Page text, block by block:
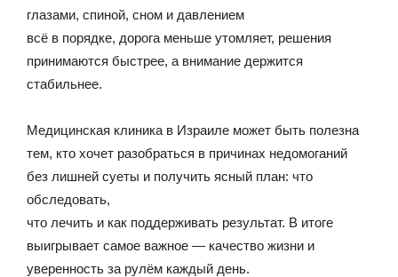
глазами, спиной, сном и давлением
всё в порядке, дорога меньше утомляет, решения
принимаются быстрее, а внимание держится
стабильнее.
Медицинская клиника в Израиле может быть полезна
тем, кто хочет разобраться в причинах недомоганий
без лишней суеты и получить ясный план: что
обследовать,
что лечить и как поддерживать результат. В итоге
выигрывает самое важное — качество жизни и
уверенность за рулём каждый день.